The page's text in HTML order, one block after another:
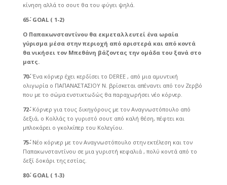
κίνηση αλλά το σουτ θα του φύγει ψηλά.
65΄- GOAL( 1-2)
O Παπακωνσταντίνου θα εκμεταλλευτεί ένα ωραία
γύρισμα μέσα στην περιοχή από αριστερά και από κοντά
θα νικήσει τον Μπεθάνη βάζοντας την ομάδα του ξανά στο
ματς.
70΄-Ένα κόρνερ έχει κερδίσει το DEREE , από μια αμυντική
ολιγωρία ο ΠΑΠΑΝΑΣΤΑΣΙΟΥ Ν. βρίσκεται απέναντι από τον Ζερβό
που με το σώμα ενστικτωδώς θα παραχωρήσει νέο κόρνερ.
72΄- Κόρνερ για τους δικηγόρους με τον Αναγνωστόπουλο από
δεξιά, ο Κολλάς το γυριστό σουτ από καλή θέση, πέφτει και
μπλοκάρει ο γκολκίπερ του Κολεγίου.
75΄- Νέο κόρνερ με τον Αναγνωστόπουλο στην εκτέλεση και τον
Παπακωνσταντίνου σε μια γυριστή κεφαλιά , πολύ κοντά από το
δεξί δοκάρι της εστίας.
80΄- GOAL( 1-3)